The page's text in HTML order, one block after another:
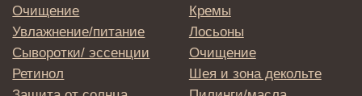
Отправляя адрес электронной почты
вы соглашаетесь с политикой в отношении
обработки персональных данных